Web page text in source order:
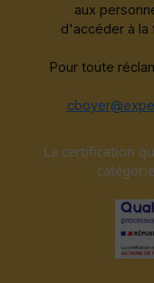
aux
d'accéder à la
Pour toute
La certification